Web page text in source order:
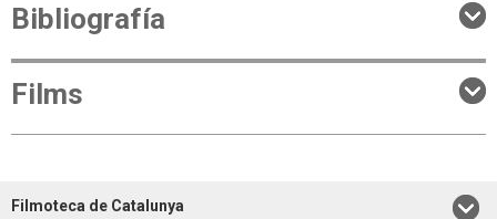
Bibliografía
Films
Filmoteca de Catalunya